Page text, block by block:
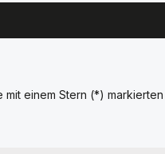
mit einem Stern (*)